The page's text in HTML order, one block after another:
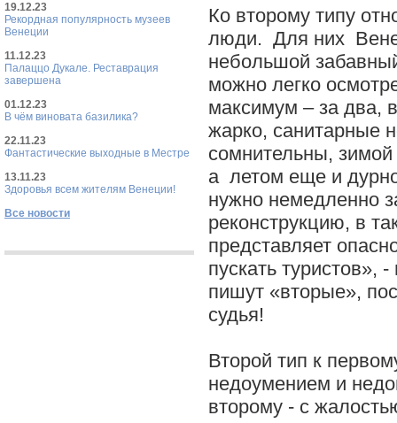
19.12.23
Рекордная популярность музеев
Венеции
11.12.23
Палаццо Дукале. Реставрация
завершена
01.12.23
В чём виновата базилика?
22.11.23
Фантастические выходные в Местре
13.11.23
Здоровья всем жителям Венеции!
Все новости
Ко второму типу
люди. Для них
небольшой
можно легко
максимум – за два,
жарко, санитарные
сомнительны,
а летом еще и
нужно немедленно
реконструкцию, в
представляет
пускать туристов»,
пишут «вторые»,
судья!
Второй тип к
недоумением и
второму - с